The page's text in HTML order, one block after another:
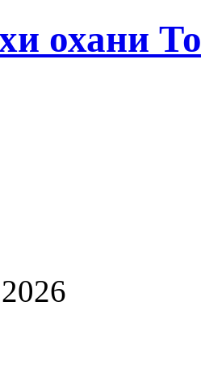
охани